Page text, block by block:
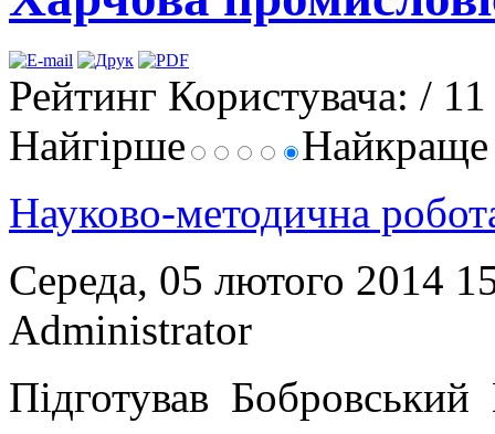
Рейтинг Користувача: / 11
Найгірше
Науково-методична
Середа, 05 лютого 2014
Administrator
Підготував